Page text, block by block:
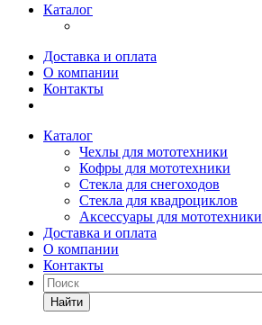
Каталог
Доставка и оплата
О компании
Контакты
Каталог
Чехлы для мототехники
Кофры для мототехники
Стекла для снегоходов
Стекла для квадроциклов
Аксессуары для мототехники
Доставка и оплата
О компании
Контакты
Найти